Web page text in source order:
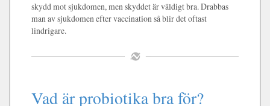
skydd mot sjukdomen, men skyddet är väldigt bra. Drabbas
man av sjukdomen efter vaccination så blir det oftast
lindrigare.
Vad är probiotika bra för?